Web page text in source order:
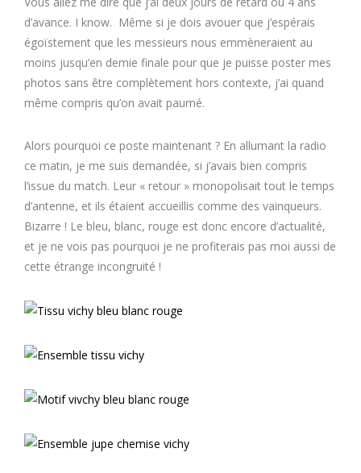
d’avance. I know. Même si je dois avouer que j’espérais
égoïstement que les messieurs nous emmèneraient au
moins jusqu’en demie finale pour que je puisse poster mes
photos sans être complètement hors contexte, j’ai quand
même compris qu’on avait paumé.
Alors pourquoi ce poste maintenant ? En allumant la radio
ce matin, je me suis demandée, si j’avais bien compris
l’issue du match. Leur « retour » monopolisait tout le temps
d’antenne, et ils étaient accueillis comme des vainqueurs.
Bizarre ! Le bleu, blanc, rouge est donc encore d’actualité,
et je ne vois pas pourquoi je ne profiterais pas moi aussi de
cette étrange incongruité !